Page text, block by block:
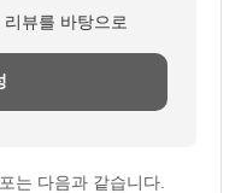
뷰를 바탕으로
는 다음과 같습니다.